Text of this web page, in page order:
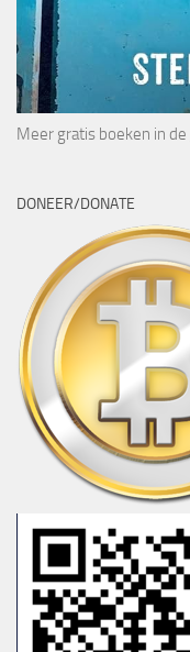
Meer gratis boeken in de
DONEER/DONATE